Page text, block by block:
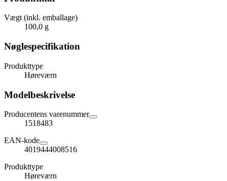
Vægt (inkl. emballage)
100,0 g
Nøglespecifikation
Produkttype
Høreværn
Modelbeskrivelse
Producentens varenummer
1518483
EAN-kode
4019444008516
Produkttype
Høreværn